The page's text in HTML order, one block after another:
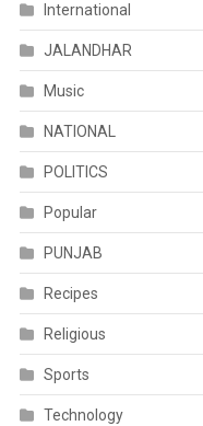
International
JALANDHAR
Music
NATIONAL
POLITICS
Popular
PUNJAB
Recipes
Religious
Sports
Technology